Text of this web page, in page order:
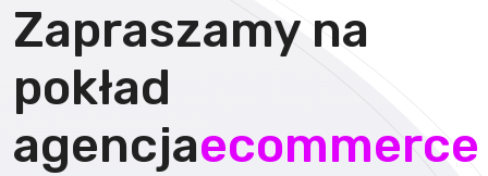
Zapraszamy na
pokład
agencjaecommerce